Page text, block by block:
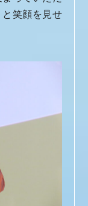
笑顔を見せ